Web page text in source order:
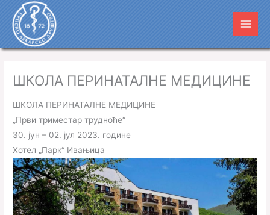
Пређи
садржај
Main
ШКОЛА ПЕРИНАТАЛНЕ МЕДИЦИНЕ
ШКОЛА ПЕРИНАТАЛНЕ МЕДИЦИНЕ
„Први триместар трудноће“
30. јун – 02. јул 2023. године
Хотел „Парк“ Ивањица